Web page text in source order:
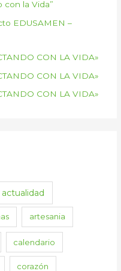
con la Vida”
EDUSAMEN –
CON LA VIDA»
CON LA VIDA»
CON LA VIDA»
actualidad
artesania
calendario
corazón